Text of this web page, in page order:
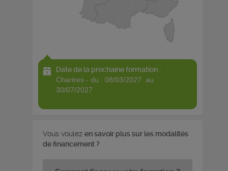
Date de la prochaine formation :
chartres - du 08/03/2027 au
30/07/2027
Vous voulez en savoir plus sur les modalités
de financement ?